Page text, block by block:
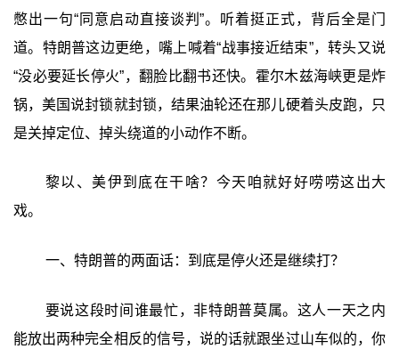
憋出一句“同意启动直接谈判”。听着挺正式，背后全是门
道。特朗普这边更绝，嘴上喊着“战事接近结束”，转头又说
“没必要延长停火”，翻脸比翻书还快。霍尔木兹海峡更是炸
锅，美国说封锁就封锁，结果油轮还在那儿硬着头皮跑，只
是关掉定位、掉头绕道的小动作不断。
黎以、美伊到底在干啥？今天咱就好好唠唠这出大
戏。
一、特朗普的两面话：到底是停火还是继续打？
要说这段时间谁最忙，非特朗普莫属。这人一天之内
能放出两种完全相反的信号，说的话就跟坐过山车似的，你